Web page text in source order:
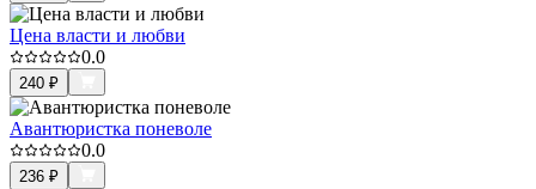
Цена власти и любви
0.0
240 ₽
Авантюристка поневоле
0.0
236 ₽